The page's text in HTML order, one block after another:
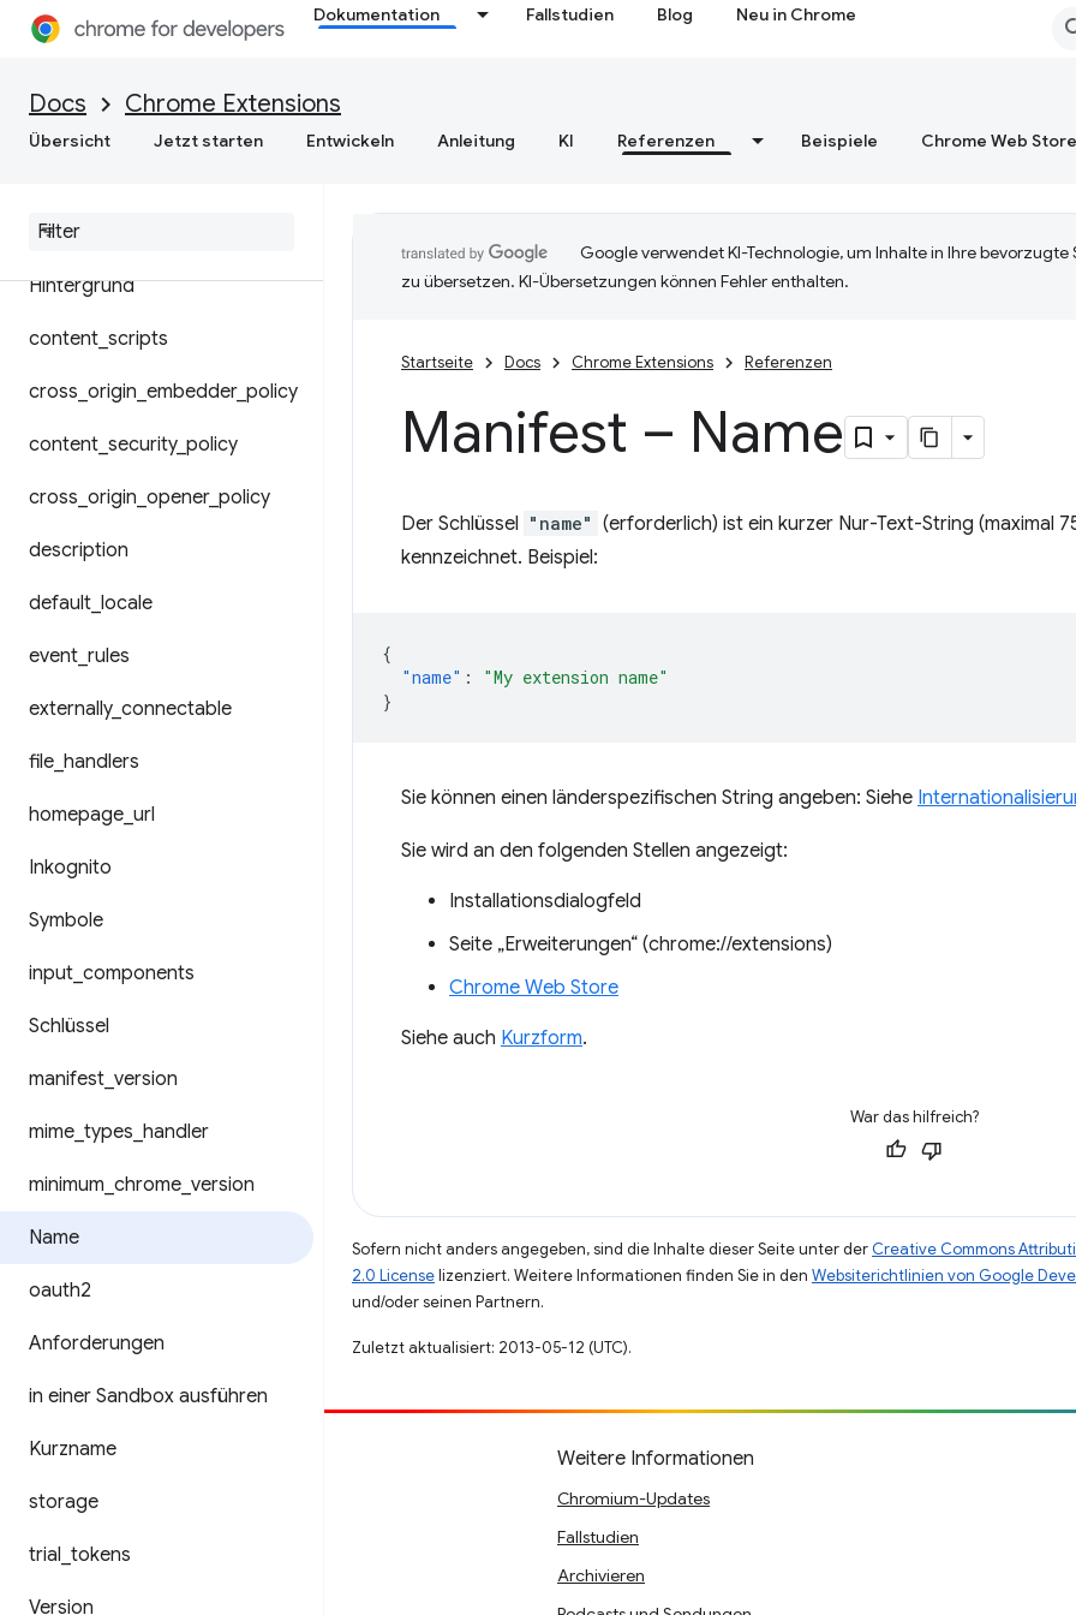
Dokumentation Fallstudien Blog Neu in Chrome
Docs Chrome Extensions
Übersicht Jetzt starten Entwickeln Anleitung KI Referenzen Beispiele Chrome Web Store
Freigegebene Module
Hintergrund
content scripts
cross origin embedder_ policy
content security_ policy
cross origin opener_ policy
description
default locale
event rules
externally_ connectable
file handlers
homepage url
Inkognito
Symbole
input components
Schlüssel
manifest version
mime types handler
minimum chrome version
Name
oauth2
Anforderungen
in einer Sandbox ausführen
Kurzname
storage
trial tokens
Version
Google verwendet KI-Technologie, um Inhalte in Ihre bevorzugte
zu übersetzen. KI-Übersetzungen können Fehler enthalten.
Startseite Docs Chrome Extensions Referenzen
Manifest – Name
Der Schlüssel "name" (erforderlich) ist ein kurzer Nur-Text-String (maximal
kennzeichnet. Beispiel:
{
"name" :
"My extension name"
}
Sie können einen länderspezifischen String angeben: Siehe
Sie wird an den folgenden Stellen angezeigt:
Installationsdialogfeld
Seite „Erweiterungen“ (chrome://extensions)
Chrome Web Store
Siehe auch Kurzform.
War das hilfreich?
Sofern nicht anders angegeben, sind die Inhalte dieser Seite unter der Creative Commons
2.0 Licenselizenziert. Weitere Informationen finden Sie in den Websiterichtlinien von Google
und/oder seinen Partnern.
Zuletzt aktualisiert: 2013-05-12 (UTC).
Beitragen
Fehler melden
Weitere Informationen
Chromium-Updates
Fallstudien
Archivieren